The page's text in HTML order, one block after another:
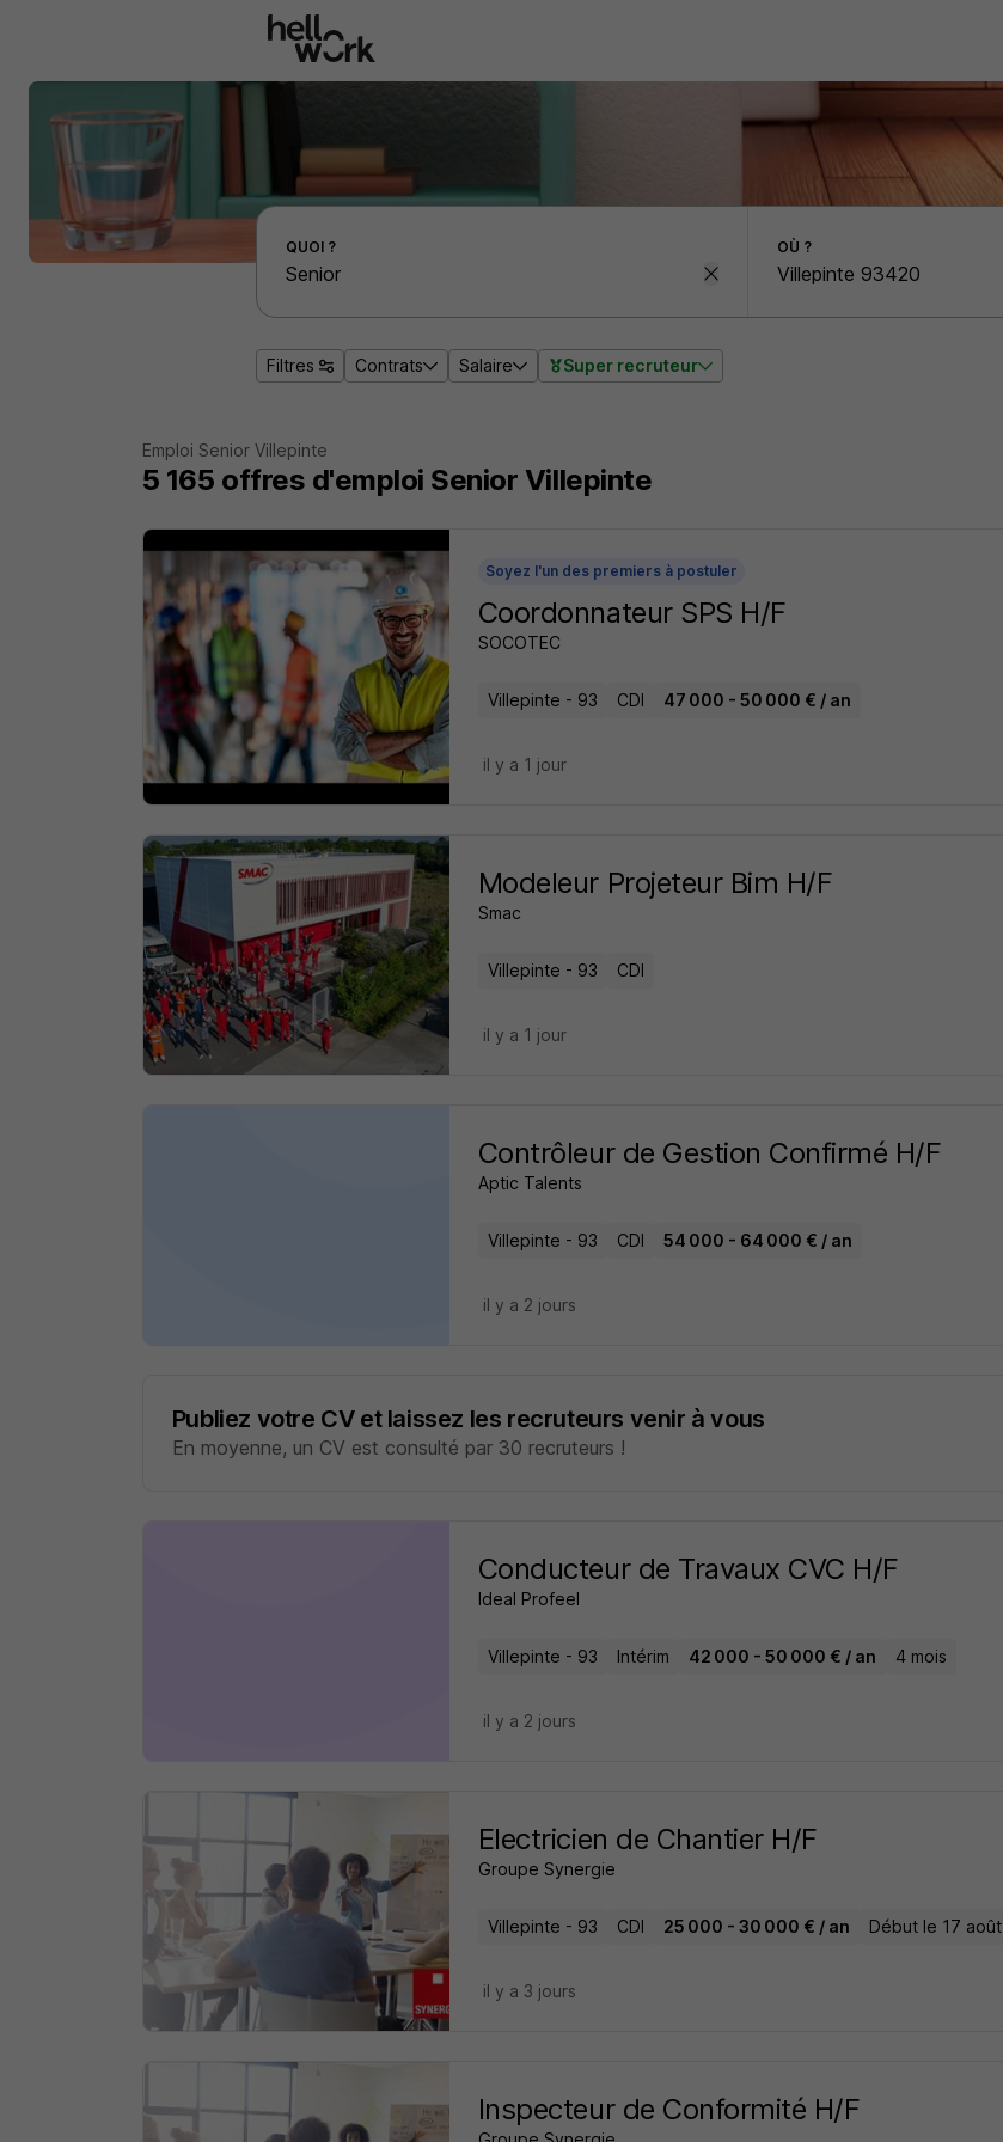
Effectuer une recherche d'emploi par localité
QUOI ? OÙ ?
Filtres Contrats Salaire Super recruteur
Emploi Senior Villepinte
5 165 offres d'emploi Senior Villepinte
Soyez l'un des premiers à postuler
Coordonnateur SPS H/F
SOCOTEC
Villepinte - 93 CDI 47 000 - 50 000 € / an
il y a 1 jour
Modeleur Projeteur Bim H/F
Smac
Villepinte - 93 CDI
il y a 1 jour
Contrôleur de Gestion Confirmé H/F
Aptic Talents
Villepinte - 93 CDI 54 000 - 64 000 € / an
il y a 2 jours
Publiez votre CV et laissez les recruteurs venir à vous
En moyenne, un CV est consulté par 30 recruteurs !
Conducteur de Travaux CVC H/F
Ideal Profeel
Villepinte - 93 Intérim 42 000 - 50 000 € / an 4 mois
il y a 2 jours
Electricien de Chantier H/F
Groupe Synergie
Villepinte - 93 CDI 25 000 - 30 000 € / an Début le 17 août
il y a 3 jours
Inspecteur de Conformité H/F